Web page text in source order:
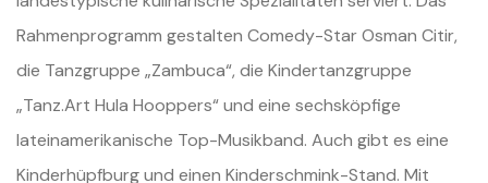
Rahmenprogramm gestalten Comedy-Star Osman Citir,
die Tanzgruppe „Zambuca“, die Kindertanzgruppe
„Tanz.Art Hula Hooppers“ und eine sechsköpfige
lateinamerikanische Top-Musikband. Auch gibt es eine
Kinderhüpfburg und einen Kinderschmink-Stand. Mit